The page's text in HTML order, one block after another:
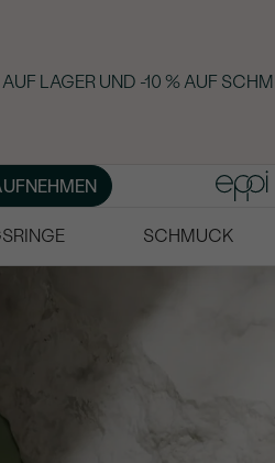
LAGER UND -10 % AUF
SCHMUCK